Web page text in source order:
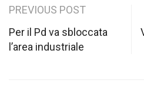
Post
navigation
PREVIOUS POST
Per il Pd va sbloccata
l’area industriale